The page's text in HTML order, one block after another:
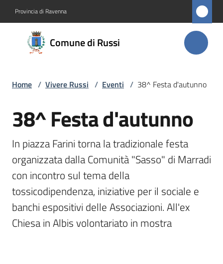
Provincia di Ravenna
Comune di Russi
Comune
di Russi
Amministrazione
Novità
Servizi
Vivere
Menu selezionato
Home / Vivere Russi / Eventi / 38^ Festa d'autunno
Salta al contenuto
38^ Festa d'autunno
In piazza Farini torna la tradizionale festa
organizzata dalla Comunità "Sasso" di Marradi
con incontro sul tema della
tossicodipendenza, iniziative per il sociale e
banchi espositivi delle Associazioni. All'ex
Chiesa in Albis volontariato in mostra